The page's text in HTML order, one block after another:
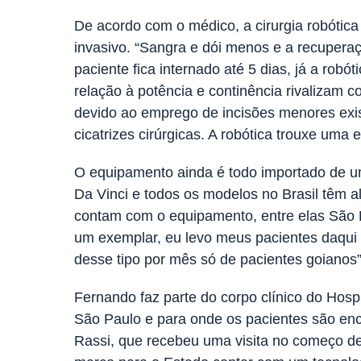
De acordo com o médico, a cirurgia
invasivo. “Sangra e dói menos e a
paciente fica internado até 5 dias, já a
relação à potência e continência rivalizam
devido ao emprego de incisões menores
cicatrizes cirúrgicas. A robótica trouxe uma
O equipamento ainda é todo importado de
Da Vinci e todos os modelos no Brasil têm
contam com o equipamento, entre elas
um exemplar, eu levo meus pacientes
desse tipo por mês só de pacientes
Fernando faz parte do corpo clínico do
São Paulo e para onde os pacientes são
Rassi, que recebeu uma visita no começo